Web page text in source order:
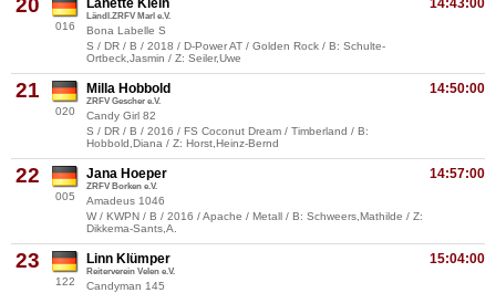
20
016
14:43:00
Lanette Klein
Ländl.ZRFV Marl e.V.
Bona Labelle S
S / DR / B / 2018 / D-Power AT / Golden Rock / B: Schulte-
Ortbeck,Jasmin / Z: Seiler,Uwe
21
020
14:50:00
Milla Hobbold
ZRFV Gescher e.V.
Candy Girl 82
S / DR / B / 2016 / FS Coconut Dream / Timberland / B:
Hobbold,Diana / Z: Horst,Heinz-Bernd
22
005
14:57:00
Jana Hoeper
ZRFV Borken e.V.
Amadeus 1046
W / KWPN / B / 2016 / Apache / Metall / B: Schweers,Mathilde / Z:
Dikkema-Sants,A.
23
122
15:04:00
Linn Klümper
Reiterverein Velen e.V.
Candyman 145